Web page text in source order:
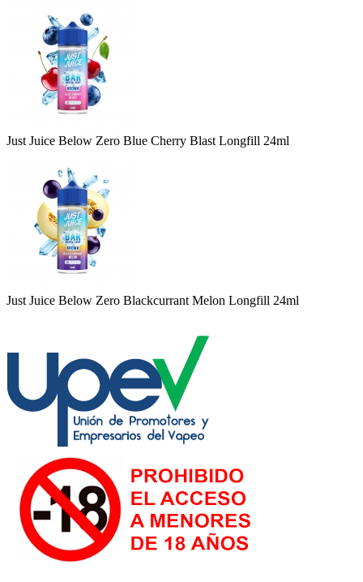
Just Juice Below Zero Blue Cherry Blast Longfill 24ml
Just Juice Below Zero Blackcurrant Melon Longfill 24ml